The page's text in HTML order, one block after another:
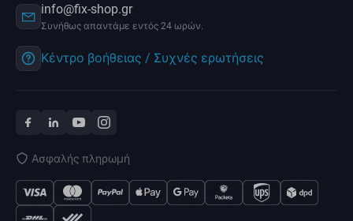
info@fix-shop.gr
Συνήθως απαντάμε εντός 24 ωρών.
Κέντρο βοήθειας / Συχνές ερωτήσεις
Ασφαλής πληρωμή